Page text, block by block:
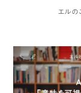
エルの